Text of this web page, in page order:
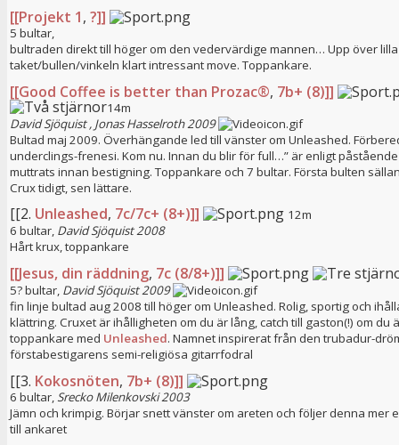
[[Projekt 1, ?]]
5 bultar,
bultraden direkt till höger om den vedervärdige mannen… Upp över lilla
taket/bullen/vinkeln klart intressant move. Toppankare.
[[Good Coffee is better than Prozac®, 7b+ (8)]]
14m
David Sjöquist, Jonas Hasselroth2009
Bultad maj 2009. Överhängande led till vänster om Unleashed.
underclings-frenesi. Kom nu. Innan du blir för full…” är enligt
muttrats innan bestigning. Toppankare och 7 bultar. Första bulten
Crux tidigt, sen lättare.
[[2. Unleashed, 7c/7c+ (8+)]]
12m
6 bultar, David Sjöquist2008
Hårt krux, toppankare
[[Jesus, din räddning, 7c (8/8+)]]
5? bultar, David Sjöquist2009
fin linje bultad aug 2008 till höger om Unleashed. Rolig, sportig och
klättring. Cruxet är ihålligheten om du är lång, catch till gaston(!) om du
toppankare med Unleashed. Namnet inspirerat från den trubadur-
förstabestigarens semi-religiösa gitarrfodral
[[3. Kokosnöten, 7b+ (8)]]
6 bultar,Srecko Milenkovski2003
Jämn och krimpig. Börjar snett vänster om areten och följer denna mer
till ankaret